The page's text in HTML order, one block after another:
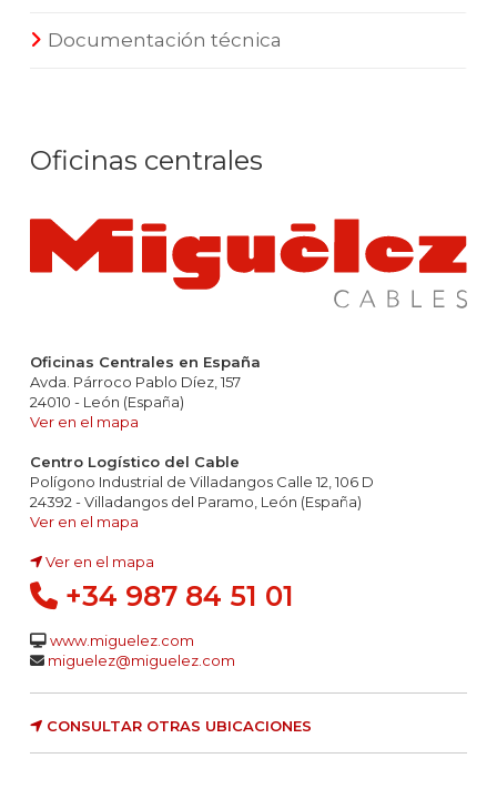
Documentación técnica
Oficinas centrales
Oficinas Centrales en España
Avda. Párroco Pablo Díez, 157
24010 - León (España)
Ver en el mapa
Centro Logístico del Cable
Polígono Industrial de Villadangos Calle 12, 106 D
24392 - Villadangos del Paramo, León (España)
Ver en el mapa
Ver en el mapa
+34 987 84 51 01
www.miguelez.com
miguelez@miguelez.com
CONSULTAR OTRAS UBICACIONES